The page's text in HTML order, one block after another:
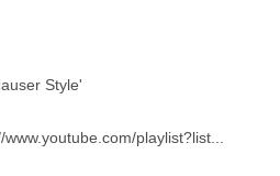
Style'
playlist?list...